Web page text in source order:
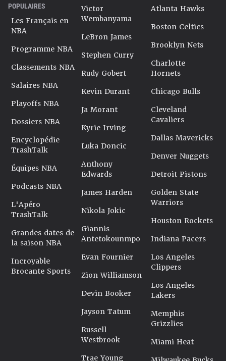
pour un joueur exceptionnel. La vérité, c’est qu’il l’a été
une fois au mois d’avril 2024 et que l’on s’en souviendra.
Alors quel que soit l’avenir de Malachi Flynn en NBA, on
ne peut que lui dire merci pour ce moment.
Dernière mise à jour le 27/09/2024
POPULAIRES
Les Français en
NBA
Programme NBA
Classements NBA
Salaires NBA
Playoffs NBA
Dossiers NBA
Encyclopédie
TrashTalk
Équipes NBA
Podcasts NBA
L'Apéro
TrashTalk
Grandes dates de
la saison NBA
Incroyable
Brocante Sports
Victor
Wembanyama
LeBron James
Stephen Curry
Rudy Gobert
Kevin Durant
Ja Morant
Kyrie Irving
Luka Doncic
Anthony
Edwards
James Harden
Nikola Jokic
Giannis
Antetokounmpo
Evan Fournier
Zion Williamson
Devin Booker
Jayson Tatum
Russell
Westbrook
Trae Young
Atlanta Hawks
Boston Celtics
Brooklyn Nets
Charlotte
Hornets
Chicago Bulls
Cleveland
Cavaliers
Dallas Mavericks
Denver Nuggets
Detroit Pistons
Golden State
Warriors
Houston Rockets
Indiana Pacers
Los Angeles
Clippers
Los Angeles
Lakers
Memphis
Grizzlies
Miami Heat